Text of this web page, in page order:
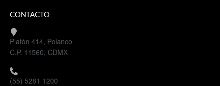
CONTACTO
Platón 414, Polanco
C.P. 11560, CDMX
(55) 5281 1200